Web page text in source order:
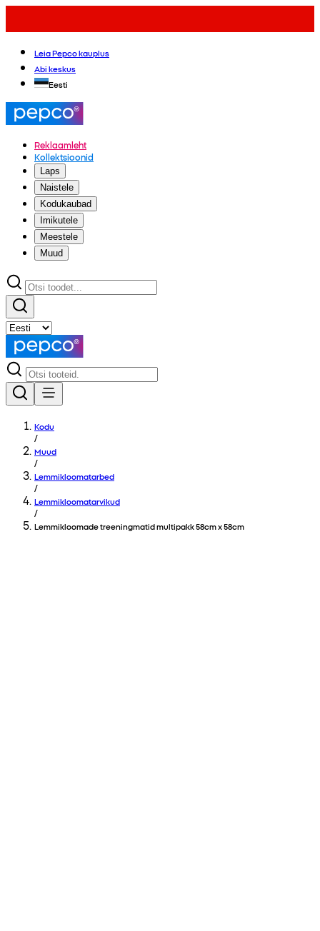
Leia Pepco kauplus
Abi keskus
Eesti
Reklaamleht
Kollektsioonid
Laps
Naistele
Kodukaubad
Imikutele
Meestele
Muud
Kodu
/
Muud
/
Lemmikloomatarbed
/
Lemmikloomatarvikud
/
Lemmikloomade treeningmatid multipakk 58cm x 58cm